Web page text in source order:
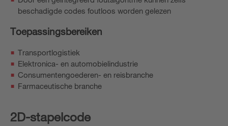
beschadigde codes foutloos worden gelezen
Toepassingsbereiken
Transportlogistiek
Elektronica- en automobielindustrie
Consumentengoederen- en reisbranche
Farmaceutische branche
2D-stapelcode